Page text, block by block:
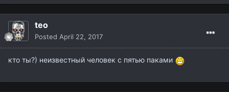
teo
Posted April 22, 2017
кто ты?) неизвестный человек с пятью паками